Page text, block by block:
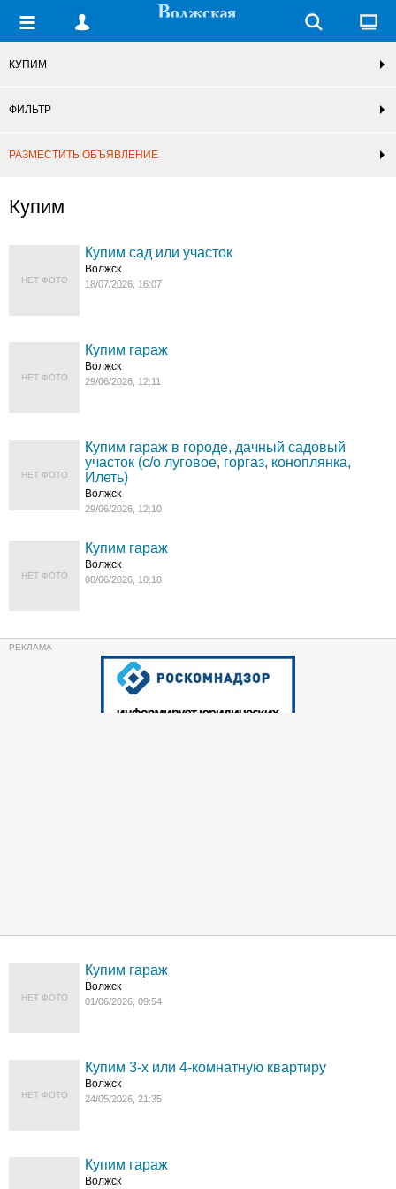
КУПИМ
ФИЛЬТР
РАЗМЕСТИТЬ ОБЪЯВЛЕНИЕ
Купим
НЕТ ФОТО
Купим сад или участок
Волжск
18/07/2026, 16:07
НЕТ ФОТО
Купим гараж
Волжск
29/06/2026, 12:11
НЕТ ФОТО
Купим гараж в городе, дачный садовый
участок (с/о луговое, горгаз, коноплянка,
Илеть)
Волжск
29/06/2026, 12:10
НЕТ ФОТО
Купим гараж
Волжск
08/06/2026, 10:18
НЕТ ФОТО
Купим гараж
Волжск
01/06/2026, 09:54
НЕТ ФОТО
Купим 3-х или 4-комнатную квартиру
Волжск
24/05/2026, 21:35
Купим гараж
Волжск